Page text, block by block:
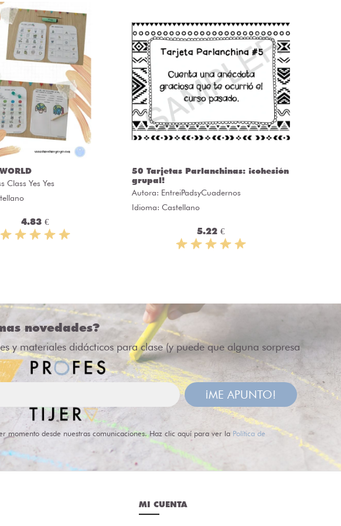
Class Yes Yes
4.83 €
50 Tarjetas Parlanchinas: ¡cohesión
grupal!
Autora: EntreiPadsyCuadernos
Idioma: Castellano
5.22 €
novedades?
y materiales didácticos para clase (y puede que alguna sorpresa
¡ME APUNTO!
momento desde nuestras comunicaciones. Haz clic aquí para ver la Política de
MI CUENTA